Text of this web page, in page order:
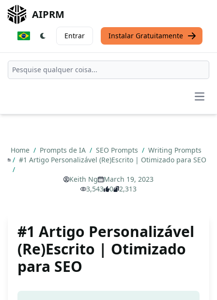
AIPRM
Entrar Instalar Gratuitamente
Home / Prompts de IA / SEO Prompts / Writing Prompts
/ #1 Artigo Personalizável (Re)Escrito | Otimizado para SEO
/
Keith Ng
March 19, 2023
3,543
0 2,313
#1 Artigo Personalizável
(Re)Escrito | Otimizado
para SEO